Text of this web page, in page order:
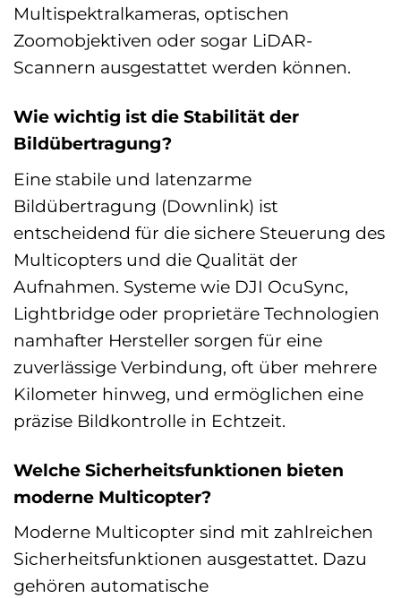
Multispektralkameras, optischen
Zoomobjektiven oder sogar LiDAR-
Scannern ausgestattet werden können.
Wie wichtig ist die Stabilität der
Bildübertragung?
Eine stabile und latenzarme
Bildübertragung (Downlink) ist
entscheidend für die sichere Steuerung des
Multicopters und die Qualität der
Aufnahmen. Systeme wie DJI OcuSync,
Lightbridge oder proprietäre Technologien
namhafter Hersteller sorgen für eine
zuverlässige Verbindung, oft über mehrere
Kilometer hinweg, und ermöglichen eine
präzise Bildkontrolle in Echtzeit.
Welche Sicherheitsfunktionen bieten
moderne Multicopter?
Moderne Multicopter sind mit zahlreichen
Sicherheitsfunktionen ausgestattet. Dazu
gehören automatische